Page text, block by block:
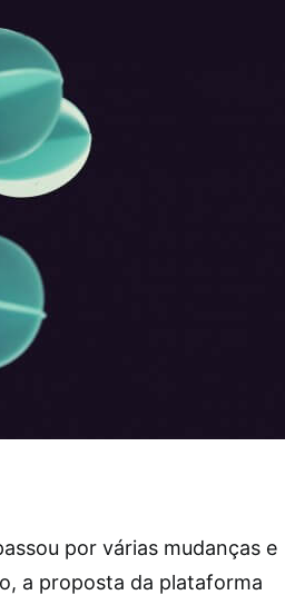
por várias mudanças e
a proposta da plataforma